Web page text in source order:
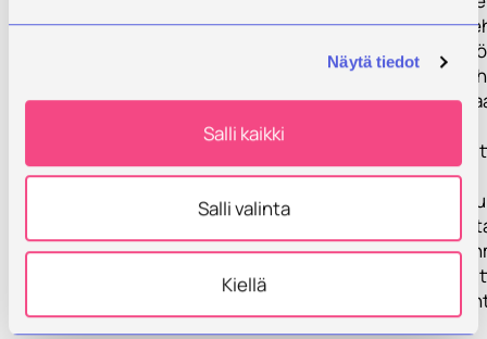
Näytä tiedot
Salli kaikki
Salli valinta
Kiellä
tarjoavat
koulutukselle ja
koulutuksen
koska alat
niitä
kentälle voi
erikoistua.